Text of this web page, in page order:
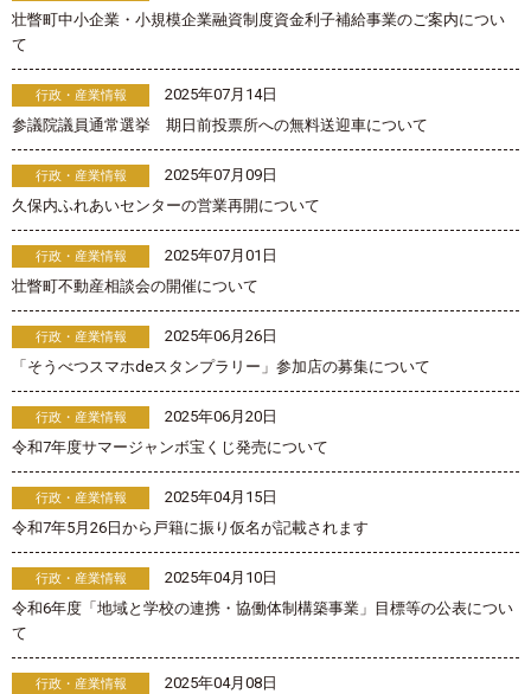
壮瞥町中小企業・小規模企業融資制度資金利子補給事業のご案内につい
て
行政・産業情報
2025年07月14日
参議院議員通常選挙 期日前投票所への無料送迎車について
行政・産業情報
2025年07月09日
久保内ふれあいセンターの営業再開について
行政・産業情報
2025年07月01日
壮瞥町不動産相談会の開催について
行政・産業情報
2025年06月26日
「そうべつスマホdeスタンプラリー」参加店の募集について
行政・産業情報
2025年06月20日
令和7年度サマージャンボ宝くじ発売について
行政・産業情報
2025年04月15日
令和7年5月26日から戸籍に振り仮名が記載されます
行政・産業情報
2025年04月10日
令和6年度「地域と学校の連携・協働体制構築事業」目標等の公表につい
て
行政・産業情報
2025年04月08日